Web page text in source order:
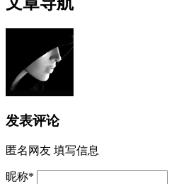
发表评论
匿名网友 填写信息
昵称*